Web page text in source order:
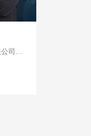
主讲：贾申 丨 京东方科技集团股份有限公司国际法务部负责人